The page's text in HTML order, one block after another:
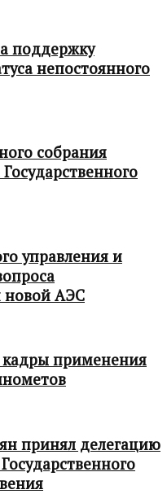
поддержку
непостоянного
собрания
управления и
новой АЭС
применения
принял делегацию